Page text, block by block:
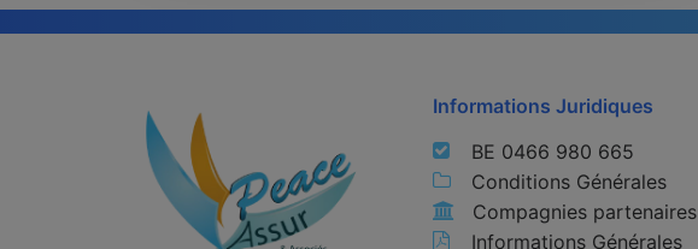
Informations Juridiques
BE 0466 980 665
Conditions Générales
Compagnies partenaires
Informations Générales